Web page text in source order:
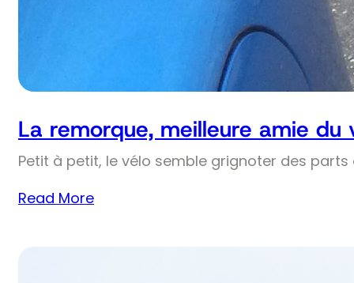
La remorque, meilleure amie du
Petit à petit, le vélo semble grignoter des
Read More